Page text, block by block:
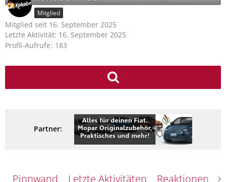
Mitglied
Mitglied seit 16. September 2025
Letzte Aktivität: 16. September 2025
Profil-Aufrufe 183
Partner:
Pinnwand Letzte Aktivitäten Reaktionen